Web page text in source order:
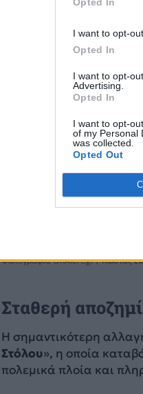
I want to opt-
Opted In
I want to opt-
Advertising.
Opted In
I want to opt-
of my Personal
was collected.
Opted Out
Φωτογραφία OnAlert.gr / Κώστας
Σταθερή
Η σημαντικότερη
Στόλου», η οποία
πολεμικά πλοία και